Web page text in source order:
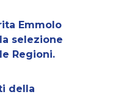
Emmolo
selezione
Regioni.
della